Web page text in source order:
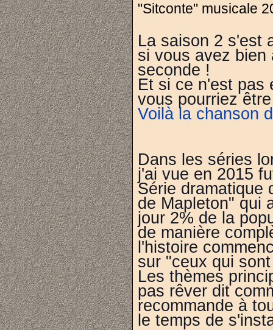
"Sitconte" musicale
La saison 2 s'est
si vous avez bien
seconde !
Et si ce n'est pas
vous pourriez
Voilà la chanson
Dans les séries
j'ai vue en 2015
Série dramatique
de Mapleton" qui
jour 2% de la
de manière
l'histoire
sur "ceux qui
Les thèmes
pas rêver dit
recommande à
le temps de